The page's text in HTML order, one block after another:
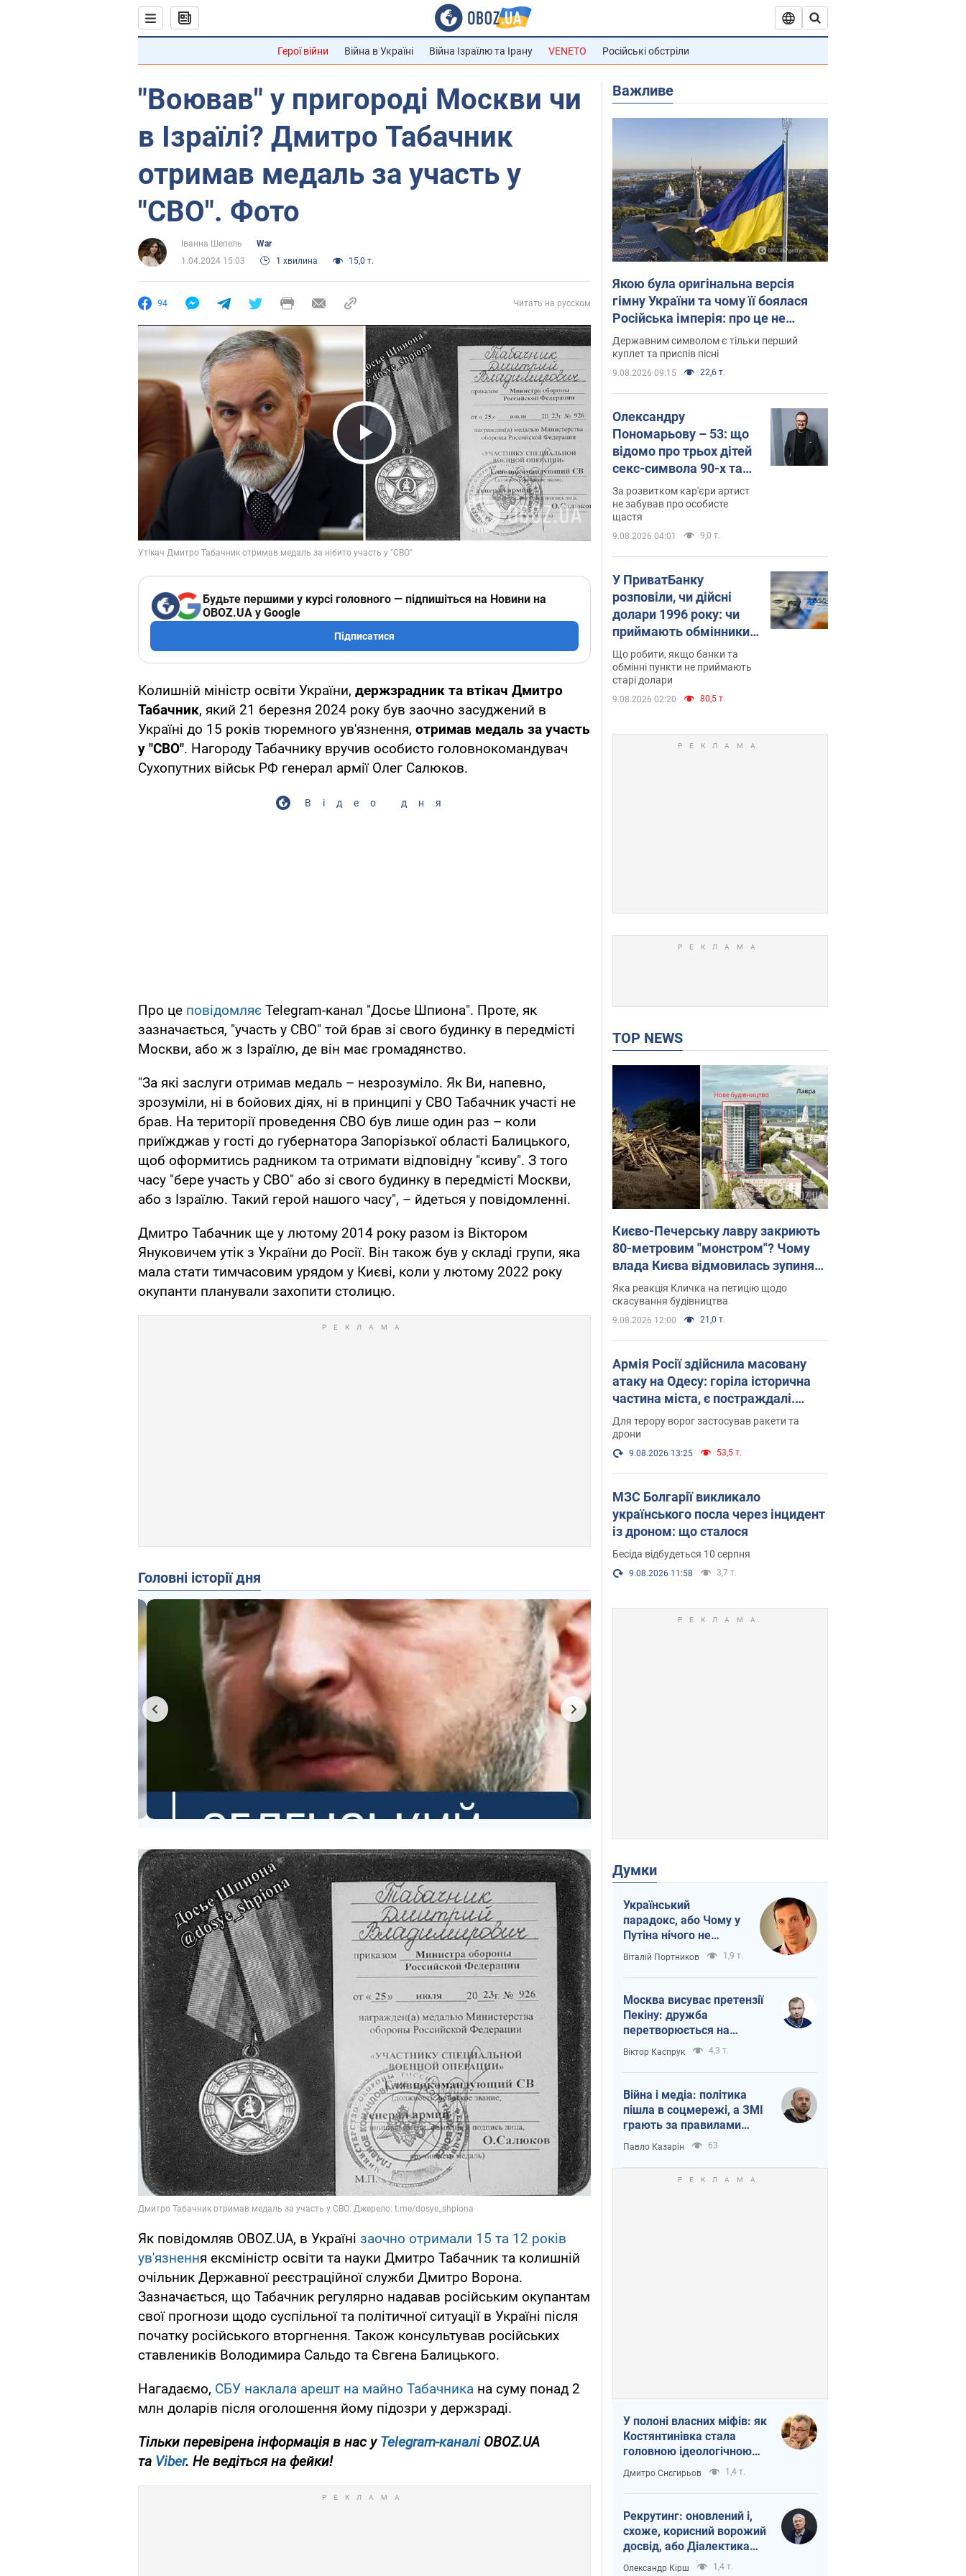
Герої війни Війна в Україні Війна Ізраїлю та Ірану VENETO Російські обстріли
"Воював" у пригороді Москви чи
в Ізраїлі? Дмитро Табачник
отримав медаль за участь у
"СВО". Фото
Іванна Шепель
War
1.04.2024 15:03
1 хвилина 15,0 т.
94 Читать на русском
Play Video
Будьте першими у курсі головного — підпишіться на Новини на
OBOZ.UA у Google
Підписатися
Колишній міністр освіти України, держзрадник та втікач Дмитро
Табачник, який 21 березня 2024 року був заочно засуджений в
Україні до 15 років тюремного ув'язнення, отримав медаль за участь
у "СВО". Нагороду Табачнику вручив особисто головнокомандувач
Сухопутних військ РФ генерал армії Олег Салюков.
Відео дня
Про це повідомляє Telegram-канал "Досье Шпиона". Проте, як
зазначається, "участь у СВО" той брав зі свого будинку в передмісті
Москви, або ж з Ізраїлю, де він має громадянство.
"За які заслуги отримав медаль – незрозуміло. Як Ви, напевно,
зрозуміли, ні в бойових діях, ні в принципі у СВО Табачник участі не
брав. На території проведення СВО був лише один раз – коли
приїжджав у гості до губернатора Запорізької області Балицького,
щоб оформитись радником та отримати відповідну "ксиву". З того
часу "бере участь у СВО" або зі свого будинку в передмісті Москви,
або з Ізраїлю. Такий герой нашого часу", – йдеться у повідомленні.
Дмитро Табачник ще у лютому 2014 року разом із Віктором
Януковичем утік з України до Росії. Він також був у складі групи, яка
мала стати тимчасовим урядом у Києві, коли у лютому 2022 року
окупанти планували захопити столицю.
Головні історії дня
Як повідомляв OBOZ.UA, в Україні заочно отримали 15 та 12 років
ув'язнення ексміністр освіти та науки Дмитро Табачник та колишній
очільник Державної реєстраційної служби Дмитро Ворона.
Зазначається, що Табачник регулярно надавав російським окупантам
свої прогнози щодо суспільної та політичної ситуації в Україні після
початку російського вторгнення. Також консультував російських
ставлеників Володимира Сальдо та Євгена Балицького.
Нагадаємо, СБУ наклала арешт на майно Табачника на суму понад 2
млн доларів після оголошення йому підозри у держзраді.
Тільки перевірена інформація в нас уTelegram-каналіOBOZ.UA
та Viber. Не ведіться на фейки!
Важливе
Якою була оригінальна версія
гімну України та чому її боялася
Російська імперія: про це не
розповідають у школі
Державним символом є тільки перший
куплет та приспів пісні
9.08.2026 09:15 22,6 т.
Олександру
Пономарьову – 53: що
відомо про трьох дітей
секс-символа 90-х та
який вигляд вони
мають
За розвитком кар'єри артист
не забував про особисте
щастя
9.08.2026 04:01 9,0 т.
У ПриватБанку
розповіли, чи дійсні
долари 1996 року: чи
приймають обмінники
та банки такі купюри
Що робити, якщо банки та
обмінні пункти не приймають
старі долари
9.08.2026 02:20 80,5 т.
TOP NEWS
Києво-Печерську лавру закриють
80-метровим "монстром"? Чому
влада Києва відмовилась зупиняти
будівництво хмарочоса
"московського вірянина"
Яка реакція Кличка на петицію щодо
скасування будівництва
9.08.2026 12:00 21,0 т.
Армія Росії здійснила масовану
атаку на Одесу: горіла історична
частина міста, є постраждалі.
Фото та відео
Для терору ворог застосував ракети та
дрони
9.08.2026 13:25 53,5 т.
МЗС Болгарії викликало
українського посла через інцидент
із дроном: що сталося
Бесіда відбудеться 10 серпня
9.08.2026 11:58 3,7 т.
Думки
Український
парадокс, або Чому у
Путіна нічого не
вийшло з Україною
Віталій Портников 1,9 т.
Москва висуває претензії
Пекіну: дружба
перетворюється на
залежність Росії від
Китаю
Віктор Каспрук 4,3 т.
Війна і медіа: політика
пішла в соцмережі, а ЗМІ
грають за правилами
ютуб
Павло Казарін 63
У полоні власних міфів: як
Костянтинівка стала
головною ідеологічною
пасткою для російських
окупантів
Дмитро Снєгирьов 1,4 т.
Рекрутинг: оновлений і,
схоже, корисний ворожий
досвід, або Діалектика
вибагливого боягузтва
Олександр Кірш 1,4 т.